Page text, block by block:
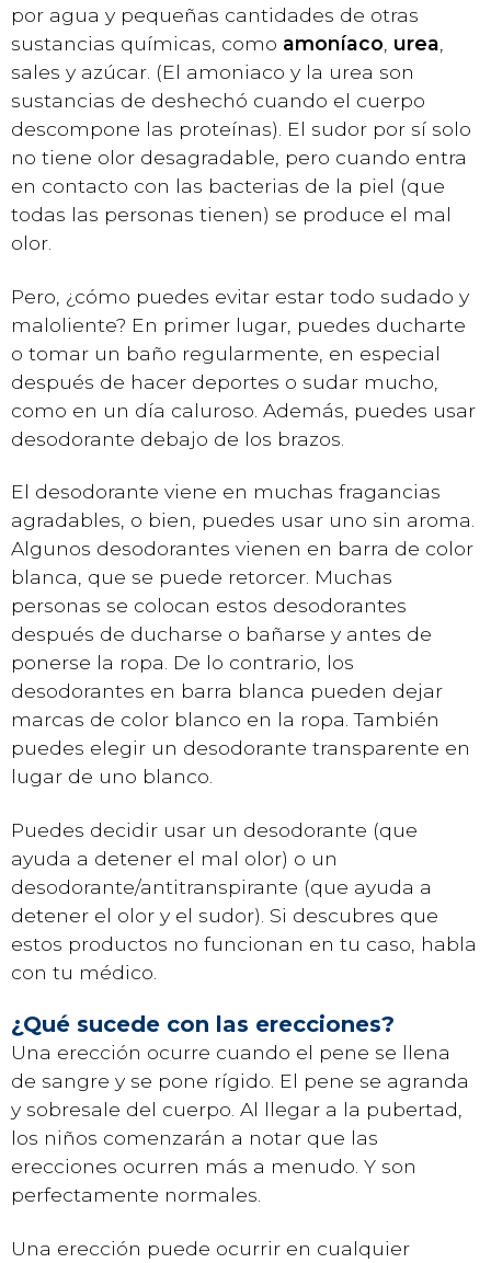
por agua y pequeñas cantidades de otras
sustancias químicas, como amoníaco, urea,
sales y azúcar. (El amoniaco y la urea son
sustancias de deshechó cuando el cuerpo
descompone las proteínas). El sudor por sí solo
no tiene olor desagradable, pero cuando entra
en contacto con las bacterias de la piel (que
todas las personas tienen) se produce el mal
olor.
Pero, ¿cómo puedes evitar estar todo sudado y
maloliente? En primer lugar, puedes ducharte
o tomar un baño regularmente, en especial
después de hacer deportes o sudar mucho,
como en un día caluroso. Además, puedes usar
desodorante debajo de los brazos.
El desodorante viene en muchas fragancias
agradables, o bien, puedes usar uno sin aroma.
Algunos desodorantes vienen en barra de color
blanca, que se puede retorcer. Muchas
personas se colocan estos desodorantes
después de ducharse o bañarse y antes de
ponerse la ropa. De lo contrario, los
desodorantes en barra blanca pueden dejar
marcas de color blanco en la ropa. También
puedes elegir un desodorante transparente en
lugar de uno blanco.
Puedes decidir usar un desodorante (que
ayuda a detener el mal olor) o un
desodorante/antitranspirante (que ayuda a
detener el olor y el sudor). Si descubres que
estos productos no funcionan en tu caso, habla
con tu médico.
¿Qué sucede con las erecciones?
Una erección ocurre cuando el pene se llena
de sangre y se pone rígido. El pene se agranda
y sobresale del cuerpo. Al llegar a la pubertad,
los niños comenzarán a notar que las
erecciones ocurren más a menudo. Y son
perfectamente normales.
Una erección puede ocurrir en cualquier